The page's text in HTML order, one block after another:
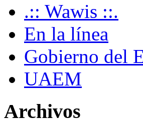
.:: Wawis ::.
En la línea
Gobierno del
UAEM
Archivos